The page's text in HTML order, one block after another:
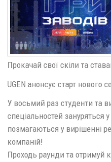
Прокачай свої скіли та
UGEN анонсує старт нового
У восьмий раз студенти та
спеціальностей зануряться
позмагаються у вирішенні
компаній!
Проходь раунди та отримуй